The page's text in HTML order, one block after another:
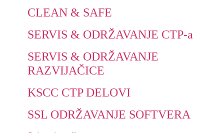
CLEAN & SAFE
SERVIS & ODRŽAVANJE CTP-a
SERVIS & ODRŽAVANJE
RAZVIJAČICE
KSCC CTP DELOVI
SSL ODRŽAVANJE SOFTVERA